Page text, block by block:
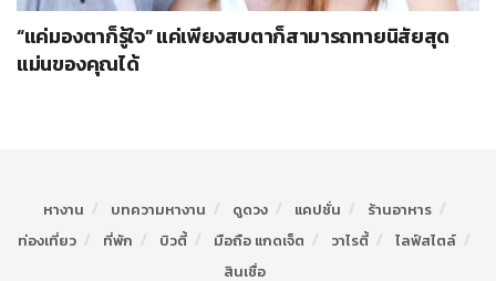
“แค่มองตาก็รู้ใจ” แค่เพียงสบตาก็สามารถทายนิสัยสุด
แม่นของคุณได้
หางาน บทความหางาน ดูดวง แคปชั่น
ร้านอาหาร
ท่องเที่ยว
ที่พัก บิวตี้ มือถือ แกดเจ็ต วาไรตี้
ไลฟ์สไตล์
สินเชื่อ